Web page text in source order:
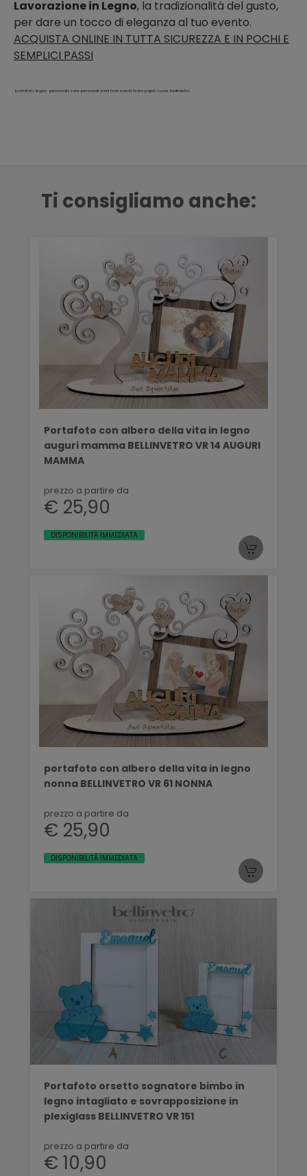
Lavorazione in Legno, la tradizionalità del gusto,
per dare un tocco di eleganza al tuo evento.
ACQUISTA ONLINE IN TUTTA SICUREZZA E IN POCHI E
SEMPLICI PASSI
portafoto legno personalizzare personali nomi frasi eventi festa papà cuore bellinvetro
Ti consigliamo anche:
Portafoto con albero della vita in legno
auguri mamma BELLINVETRO VR 14 AUGURI
MAMMA
prezzo a partire da
€ 25,90
DISPONIBILITÀ IMMEDIATA
portafoto con albero della vita in legno
nonna BELLINVETRO VR 61 NONNA
prezzo a partire da
€ 25,90
DISPONIBILITÀ IMMEDIATA
Portafoto orsetto sognatore bimbo in
legno intagliato e sovrapposizione in
plexiglass BELLINVETRO VR 151
prezzo a partire da
€ 10,90